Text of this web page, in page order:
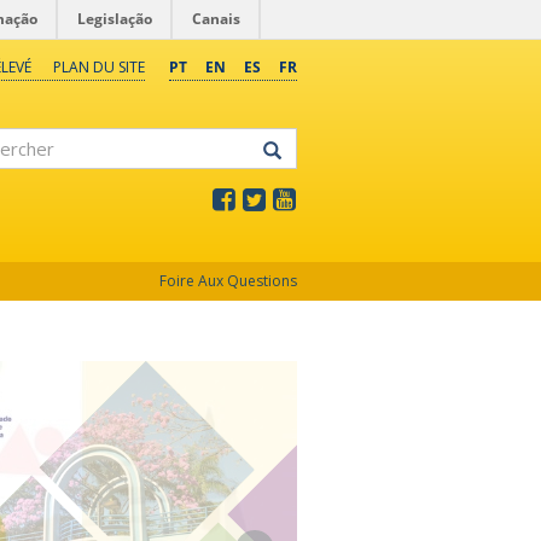
Legislação Canais
PT EN ES FR
PLAN DU SITE
Foire Aux Questions